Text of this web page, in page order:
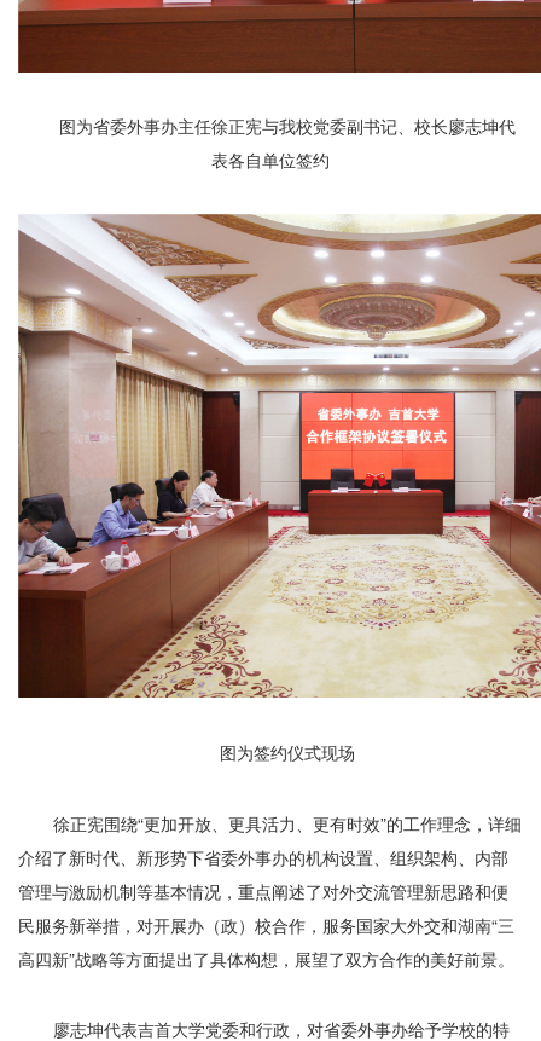
图为省委外事办主任徐正宪与我校党委副书记、校长廖志坤代
表各自单位签约
图为签约仪式现场
徐正宪围绕“更加开放、更具活力、更有时效”的工作理念，详细
介绍了新时代、新形势下省委外事办的机构设置、组织架构、内部
管理与激励机制等基本情况，重点阐述了对外交流管理新思路和便
民服务新举措，对开展办（政）校合作，服务国家大外交和湖南“三
高四新”战略等方面提出了具体构想，展望了双方合作的美好前景。
廖志坤代表吉首大学党委和行政，对省委外事办给予学校的特